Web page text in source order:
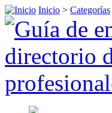
Inicio > Categorías